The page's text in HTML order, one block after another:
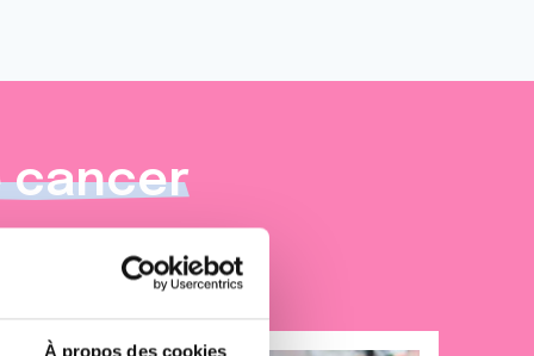
À propos des cookies
cancer